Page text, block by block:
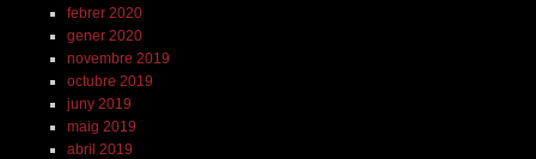
febrer 2020
gener 2020
novembre 2019
octubre 2019
juny 2019
maig 2019
abril 2019